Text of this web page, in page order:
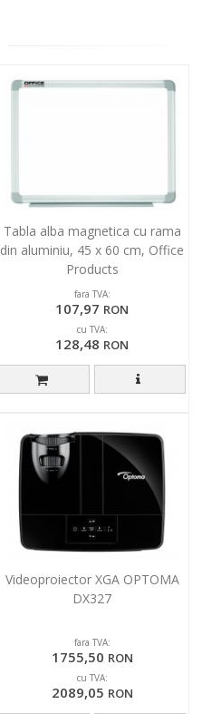
Tabla alba magnetica cu rama
din aluminiu, 45 x 60 cm, Office
Products
fara TVA:
107,97 RON
cu TVA:
128,48 RON
Videoproiector XGA OPTOMA
DX327
fara TVA:
1755,50 RON
cu TVA:
2089,05 RON